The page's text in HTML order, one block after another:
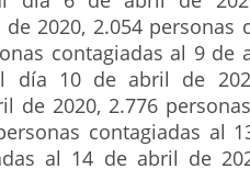
2020, 2.054 personas
contagiadas al 9 de
día 10 de abril de
de 2020, 2.776
contagiadas al
al 14 de abril de